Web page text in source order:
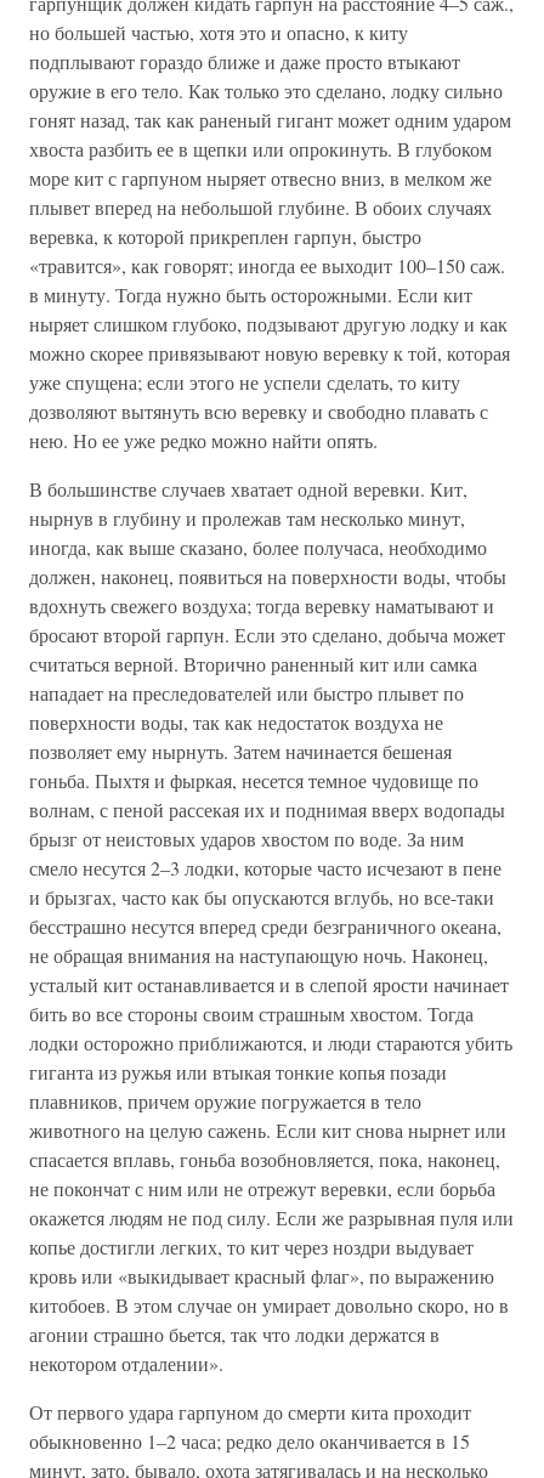
но большей частью, хотя это и опасно, к киту
подплывают гораздо ближе и даже просто втыкают
оружие в его тело. Как только это сделано, лодку сильно
гонят назад, так как раненый гигант может одним ударом
хвоста разбить ее в щепки или опрокинуть. В глубоком
море кит с гарпуном ныряет отвесно вниз, в мелком же
плывет вперед на небольшой глубине. В обоих случаях
веревка, к которой прикреплен гарпун, быстро
«травится», как говорят; иногда ее выходит 100–150 саж.
в минуту. Тогда нужно быть осторожными. Если кит
ныряет слишком глубоко, подзывают другую лодку и как
можно скорее привязывают новую веревку к той, которая
уже спущена; если этого не успели сделать, то киту
дозволяют вытянуть всю веревку и свободно плавать с
нею. Но ее уже редко можно найти опять.
В большинстве случаев хватает одной веревки. Кит,
нырнув в глубину и пролежав там несколько минут,
иногда, как выше сказано, более получаса, необходимо
должен, наконец, появиться на поверхности воды, чтобы
вдохнуть свежего воздуха; тогда веревку наматывают и
бросают второй гарпун. Если это сделано, добыча может
считаться верной. Вторично раненный кит или самка
нападает на преследователей или быстро плывет по
поверхности воды, так как недостаток воздуха не
позволяет ему нырнуть. Затем начинается бешеная
гоньба. Пыхтя и фыркая, несется темное чудовище по
волнам, с пеной рассекая их и поднимая вверх водопады
брызг от неистовых ударов хвостом по воде. За ним
смело несутся 2–3 лодки, которые часто исчезают в пене
и брызгах, часто как бы опускаются вглубь, но все-таки
бесстрашно несутся вперед среди безграничного океана,
не обращая внимания на наступающую ночь. Наконец,
усталый кит останавливается и в слепой ярости начинает
бить во все стороны своим страшным хвостом. Тогда
лодки осторожно приближаются, и люди стараются убить
гиганта из ружья или втыкая тонкие копья позади
плавников, причем оружие погружается в тело
животного на целую сажень. Если кит снова нырнет или
спасается вплавь, гоньба возобновляется, пока, наконец,
не покончат с ним или не отрежут веревки, если борьба
окажется людям не под силу. Если же разрывная пуля или
копье достигли легких, то кит через ноздри выдувает
кровь или «выкидывает красный флаг», по выражению
китобоев. В этом случае он умирает довольно скоро, но в
агонии страшно бьется, так что лодки держатся в
некотором отдалении».
От первого удара гарпуном до смерти кита проходит
обыкновенно 1–2 часа; редко дело оканчивается в 15
минут, зато, бывало, охота затягивалась и на несколько